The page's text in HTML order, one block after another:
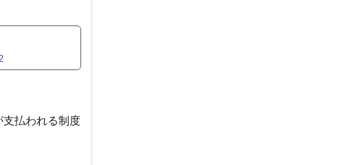
払われる制度